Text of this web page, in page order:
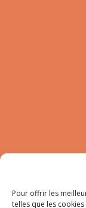
Pour offrir les
telles que les
Mail: